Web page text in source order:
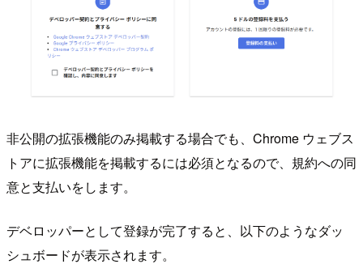
非公開の拡張機能のみ掲載する場合でも、Chrome ウェブス
トアに拡張機能を掲載するには必須となるので、規約への同
意と支払いをします。
デベロッパーとして登録が完了すると、以下のようなダッ
シュボードが表示されます。